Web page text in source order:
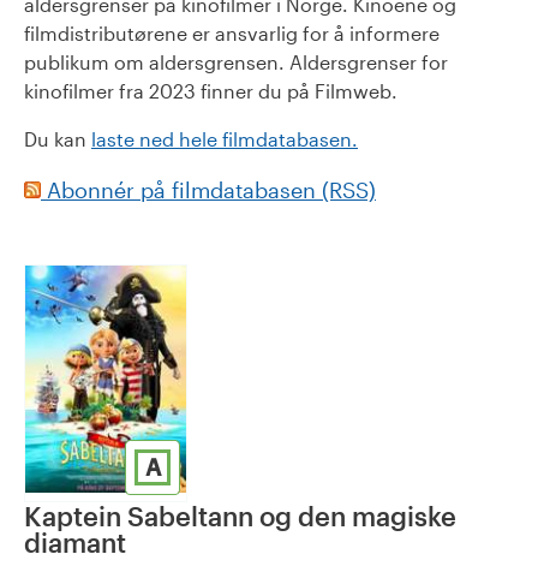
filmdistributørene er ansvarlig for å informere
publikum om aldersgrensen. Aldersgrenser for
kinofilmer fra 2023 finner du på Filmweb.
Du kan laste ned hele filmdatabasen.
Abonnér på filmdatabasen (RSS)
A
Kaptein Sabeltann og den magiske
diamant